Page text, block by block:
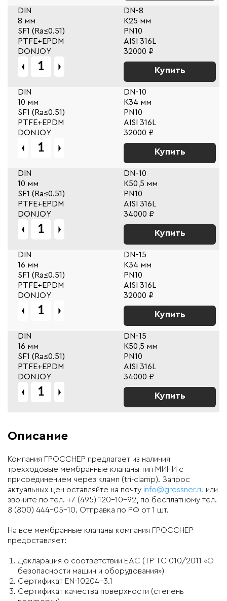
DIN
DN-8
8 мм
К25 мм
SF1 (Ra≤0.51)
PN10
PTFE+EPDM
AISI 316L
DONJOY
32000 ₽
Купить
DIN
DN-10
10 мм
К34 мм
SF1 (Ra≤0.51)
PN10
PTFE+EPDM
AISI 316L
DONJOY
32000 ₽
Купить
DIN
DN-10
10 мм
К50,5 мм
SF1 (Ra≤0.51)
PN10
PTFE+EPDM
AISI 316L
DONJOY
34000 ₽
Купить
DIN
DN-15
16 мм
К34 мм
SF1 (Ra≤0.51)
PN10
PTFE+EPDM
AISI 316L
DONJOY
32000 ₽
Купить
DIN
DN-15
16 мм
К50,5 мм
SF1 (Ra≤0.51)
PN10
PTFE+EPDM
AISI 316L
DONJOY
34000 ₽
Купить
Описание
Компания ГРОССНЕР предлагает из наличия
трехходовые мембранные клапаны тип МИНИ с
присоединением через кламп (tri-clamp). Запрос
актуальных цен оставляйте на почту info@grossner.ru или
звоните по тел. +7 (495) 120-10-92, по бесплатному тел.
8 (800) 444-05-10. Отправка по РФ от 1 шт.
На все мембранные клапаны компания ГРОССНЕР
предоставляет:
Декларация о соответствии EAC (ТР ТС 010/2011 «О
безопасности машин и оборудования»)
Cертификат EN-10204-3.1
Сертификат качества поверхности (степень